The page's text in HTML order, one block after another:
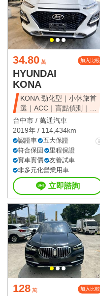
34.80 萬 加入比較
HYUNDAI
KONA
KONA 勁化型｜小休旅首
選｜ACC｜盲點偵測｜省
油好開
台中市 / 萬通汽車
2019年 / 114,434km
認證車
五大保證
符合保固
里程保證
實車實價
友善試車
非多元化營業用車
立即諮詢
128 萬 加入比較